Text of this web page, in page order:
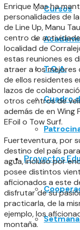
Cursos
T.O.A.
Cuadro
Proyectos
Enrique Mas ha
personalidades de
de Line Up, Manu
centro de
localidad de
estas reuniones es
atraer a los
de ellos residentes
lazos de
otros centros de
además de en Wing
EFoil o Tow Surf.
Fuerteventura, por
destino del país
agua, incluso por
posee distintos
aficionados a este
disfrutar de su
practicarla, de la
ejemplo, los
montaña.